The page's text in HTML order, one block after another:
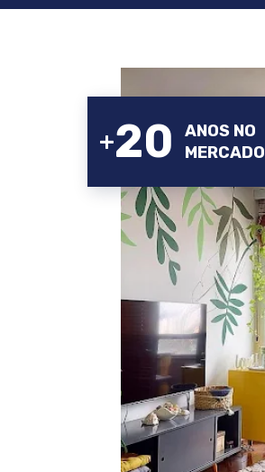
+26
ANOS NO
MERCADO